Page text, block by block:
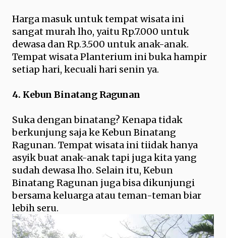
Harga masuk untuk tempat wisata ini
sangat murah lho, yaitu Rp.7.000 untuk
dewasa dan Rp.3.500 untuk anak-anak.
Tempat wisata Planterium ini buka hampir
setiap hari, kecuali hari senin ya.
4. Kebun Binatang Ragunan
Suka dengan binatang? Kenapa tidak
berkunjung saja ke Kebun Binatang
Ragunan. Tempat wisata ini tiidak hanya
asyik buat anak-anak tapi juga kita yang
sudah dewasa lho. Selain itu, Kebun
Binatang Ragunan juga bisa dikunjungi
bersama keluarga atau teman-teman biar
lebih seru.